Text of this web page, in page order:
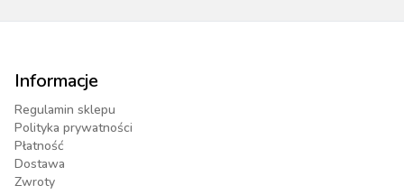
Informacje
Regulamin sklepu
Polityka prywatności
Płatność
Dostawa
Zwroty